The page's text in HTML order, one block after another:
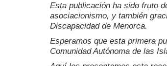
Esta publicación ha sido fruto
asociacionismo, y también
Discapacidad de Menorca.
Esperamos que esta primera
Comunidad Autónoma de las